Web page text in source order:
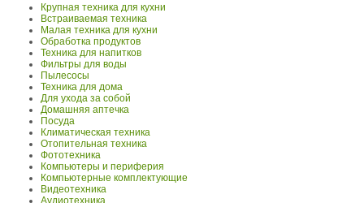
Крупная техника для кухни
Встраиваемая техника
Малая техника для кухни
Обработка продуктов
Техника для напитков
Фильтры для воды
Пылесосы
Техника для дома
Для ухода за собой
Домашняя аптечка
Посуда
Климатическая техника
Отопительная техника
Фототехника
Компьютеры и периферия
Компьютерные комплектующие
Видеотехника
Аудиотехника